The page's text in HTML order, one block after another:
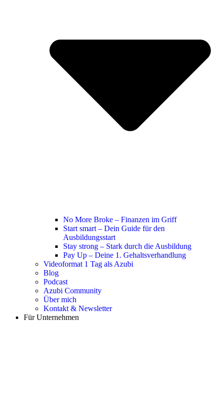
No More Broke – Finanzen im Griff
Start smart – Dein Guide für den
Ausbildungsstart
Stay strong – Stark durch die Ausbildung
Pay Up – Deine 1. Gehaltsverhandlung
Videoformat 1 Tag als Azubi
Blog
Podcast
Azubi Community
Über mich
Kontakt & Newsletter
Für Unternehmen